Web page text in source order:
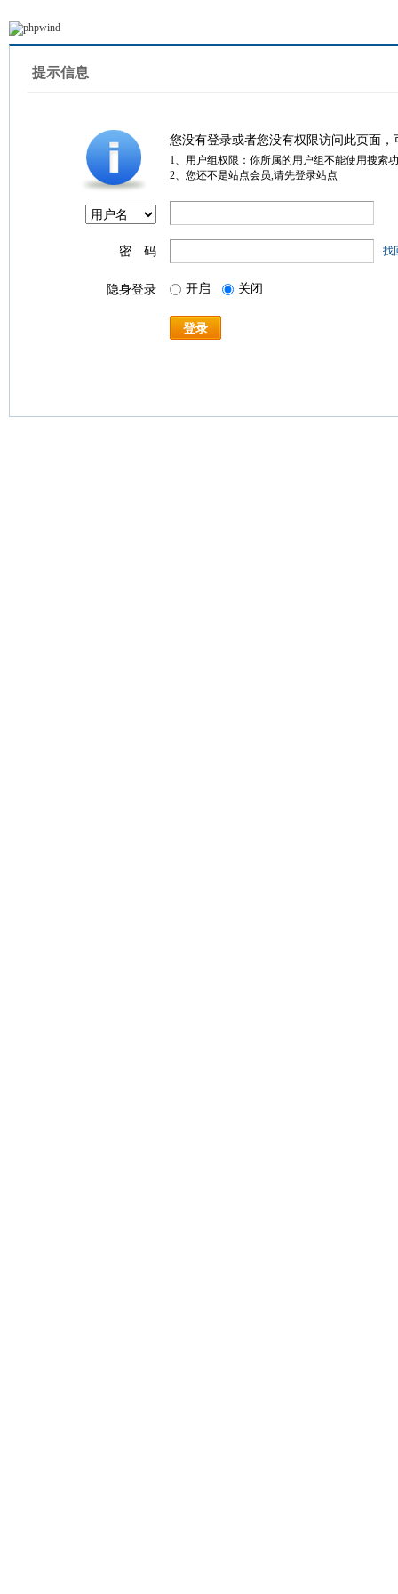
提示信息
您没有登录或者您没有权限访问此页面
1、用户组权限：你所属的用户组不能使用搜索
2、您还不是站点会员,请先登录站点
密 码 找
隐身登录 开启 关闭
登录